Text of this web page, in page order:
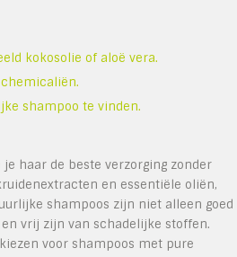
kokosolie of aloë vera.
shampoo te vinden.
haar de beste verzorging zonder
en essentiële oliën,
shampoos zijn niet alleen goed
vrij zijn van schadelijke stoffen.
voor shampoos met pure